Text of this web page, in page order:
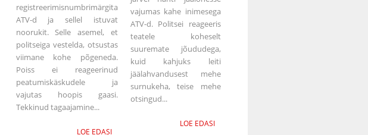
registreerimisnumbrimärgita
ATV-d ja sellel istuvat
noorukit. Selle asemel, et
politseiga vestelda, otsustas
viimane kohe põgeneda.
Poiss ei reageerinud
peatumiskäskudele ja
vajutas hoopis gaasi.
Tekkinud tagaajamine...
LOE EDASI
vajumas kahe inimesega
ATV-d. Politsei reageeris
teatele koheselt
suuremate jõududega,
kuid kahjuks leiti
jäälahvandusest mehe
surnukeha, teise mehe
otsingud...
LOE EDASI